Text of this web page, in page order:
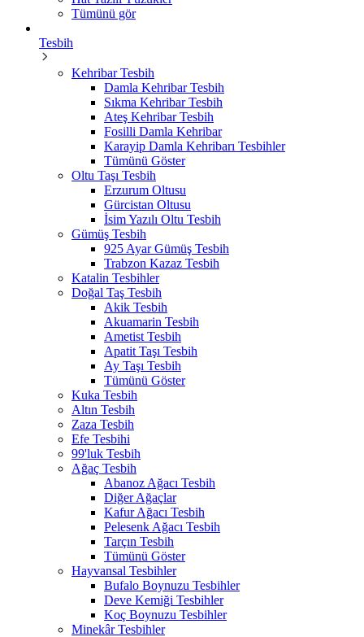
Tümünü gör
Tesbih
Kehribar Tesbih
Damla Kehribar Tesbih
Sıkma Kehribar Tesbih
Ateş Kehribar Tesbih
Fosilli Damla Kehribar
Karayip Damla Kehribarı Tesbihler
Tümünü Göster
Oltu Taşı Tesbih
Erzurum Oltusu
Gürcistan Oltusu
İsim Yazılı Oltu Tesbih
Gümüş Tesbih
925 Ayar Gümüş Tesbih
Trabzon Kazaz Tesbih
Katalin Tesbihler
Doğal Taş Tesbih
Akik Tesbih
Akuamarin Tesbih
Ametist Tesbih
Apatit Taşı Tesbih
Ay Taşı Tesbih
Tümünü Göster
Kuka Tesbih
Altın Tesbih
Zaza Tesbih
Efe Tesbihi
99'luk Tesbih
Ağaç Tesbih
Abanoz Ağacı Tesbih
Diğer Ağaçlar
Kafur Ağacı Tesbih
Pelesenk Ağacı Tesbih
Tarçın Tesbih
Tümünü Göster
Hayvansal Tesbihler
Bufalo Boynuzu Tesbihler
Deve Kemiği Tesbihler
Koç Boynuzu Tesbihler
Minekâr Tesbihler